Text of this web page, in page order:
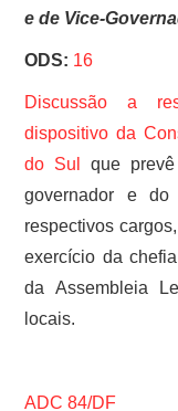
e de Vice-
ODS: 16
Discussão a
dispositivo da
do Sul
que
governador e do
respectivos
exercício da
da Assembleia
locais.
ADC 84/DF